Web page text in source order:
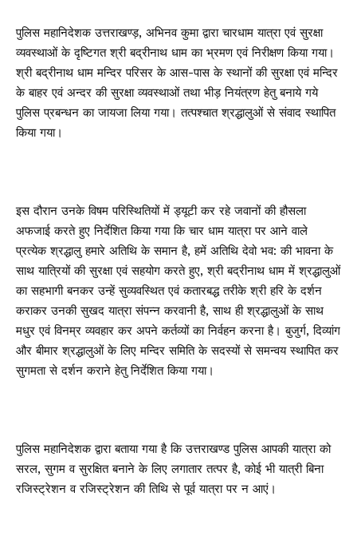
पुलिस महानिदेशक उत्तराखण्ड़, अभिनव कुमा द्वारा चारधाम यात्रा एवं सुरक्षा
व्यवस्थाओं के दृष्टिगत श्री बद्रीनाथ धाम का भ्रमण एवं निरीक्षण किया गया।
श्री बद्रीनाथ धाम मन्दिर परिसर के आस-पास के स्थानों की सुरक्षा एवं मन्दिर
के बाहर एवं अन्दर की सुरक्षा व्यवस्थाओं तथा भीड़ नियंत्रण हेतु बनाये गये
पुलिस प्रबन्धन का जायजा लिया गया। तत्पश्चात श्रद्धालुओं से संवाद स्थापित
किया गया।
इस दौरान उनके विषम परिस्थितियों में ड्यूटी कर रहे जवानों की हौसला
अफजाई करते हुए निर्देशित किया गया कि चार धाम यात्रा पर आने वाले
प्रत्येक श्रद्धालु हमारे अतिथि के समान है, हमें अतिथि देवो भव: की भावना के
साथ यात्रियों की सुरक्षा एवं सहयोग करते हुए, श्री बद्रीनाथ धाम में श्रद्धालुओं
का सहभागी बनकर उन्हें सुव्यवस्थित एवं कतारबद्ध तरीके श्री हरि के दर्शन
कराकर उनकी सुखद यात्रा संपन्न करवानी है, साथ ही श्रद्धालुओं के साथ
मधुर एवं विनम्र व्यवहार कर अपने कर्तव्यों का निर्वहन करना है। बुजुर्ग, दिव्यांग
और बीमार श्रद्धालुओं के लिए मन्दिर समिति के सदस्यों से समन्वय स्थापित कर
सुगमता से दर्शन कराने हेतु निर्देशित किया गया।
पुलिस महानिदेशक द्वारा बताया गया है कि उत्तराखण्ड पुलिस आपकी यात्रा को
सरल, सुगम व सुरक्षित बनाने के लिए लगातार तत्पर है, कोई भी यात्री बिना
रजिस्ट्रेशन व रजिस्ट्रेशन की तिथि से पूर्व यात्रा पर न आएं।